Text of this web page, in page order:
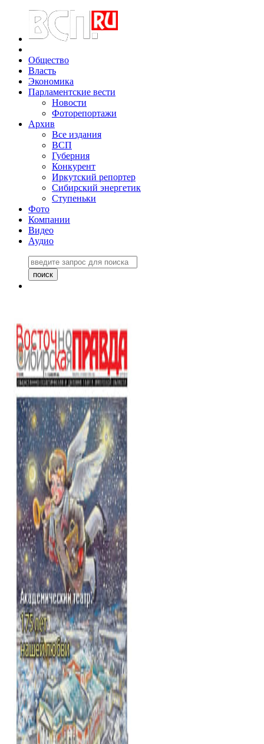
Общество
Власть
Экономика
Парламентские вести
Новости
Фоторепортажи
Архив
Все издания
ВСП
Губерния
Конкурент
Иркутский репортер
Сибирский энергетик
Ступеньки
Фото
Компании
Видео
Аудио